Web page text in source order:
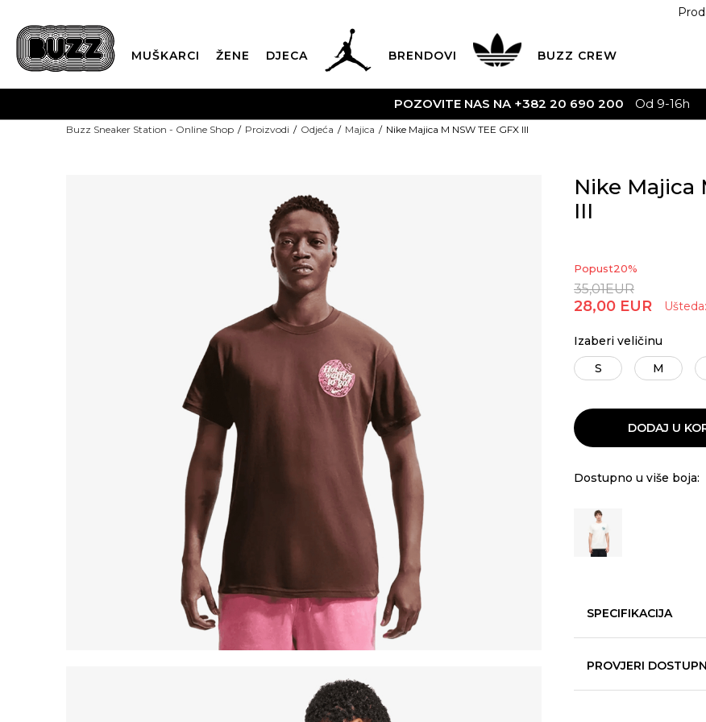
MUŠKARCI ŽENE DJECA BRENDOVI BUZZ CREW
POZOVITE NAS NA +382 20 690 200 Od 9-16h
Buzz Sneaker Station - Online Shop Proizvodi Odjeća Majica Nike Majica M NSW TEE GFX III
Nike Majica
III
Popust20%
35,01EUR
28,00 EUR Ušteda:
Izaberi veličinu
S
M
DODAJ U
Dostupno u više boja:
SPECIFIKACIJA
PROVJERI